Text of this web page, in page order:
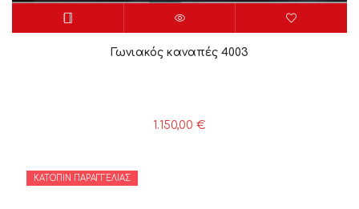
Γωνιακός καναπές 4003
1.150,00 €
ΚΑΤΌΠΙΝ ΠΑΡΑΓΓΕΛΊΑΣ